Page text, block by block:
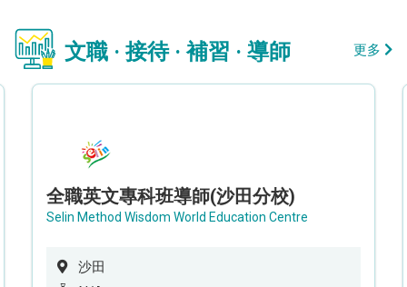
文職 · 接待 · 補習 · 導師 更多
全職英文專科班導師(沙田分校)
Selin Method Wisdom World Education Centre
沙田